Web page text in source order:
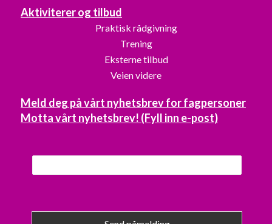
Aktiviterer og tilbud
Praktisk rådgivning
Trening
Eksterne tilbud
Veien videre
Meld deg på vårt nyhetsbrev for fagpersoner
Motta vårt nyhetsbrev! (Fyll inn e-post)